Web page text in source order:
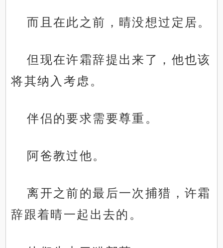
而且在此之前，晴没想过定居。
但现在许霜辞提出来了，他也该
将其纳入考虑。
伴侣的要求需要尊重。
阿爸教过他。
离开之前的最后一次捕猎，许霜
辞跟着晴一起出去的。